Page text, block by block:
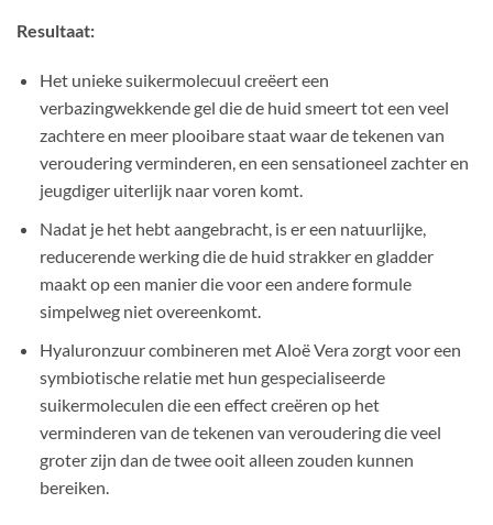
Resultaat:
Het unieke suikermolecuul creëert een
verbazingwekkende gel die de huid smeert tot een veel
zachtere en meer plooibare staat waar de tekenen van
veroudering verminderen, en een sensationeel zachter en
jeugdiger uiterlijk naar voren komt.
Nadat je het hebt aangebracht, is er een natuurlijke,
reducerende werking die de huid strakker en gladder
maakt op een manier die voor een andere formule
simpelweg niet overeenkomt.
Hyaluronzuur combineren met Aloë Vera zorgt voor een
symbiotische relatie met hun gespecialiseerde
suikermoleculen die een effect creëren op het
verminderen van de tekenen van veroudering die veel
groter zijn dan de twee ooit alleen zouden kunnen
bereiken.